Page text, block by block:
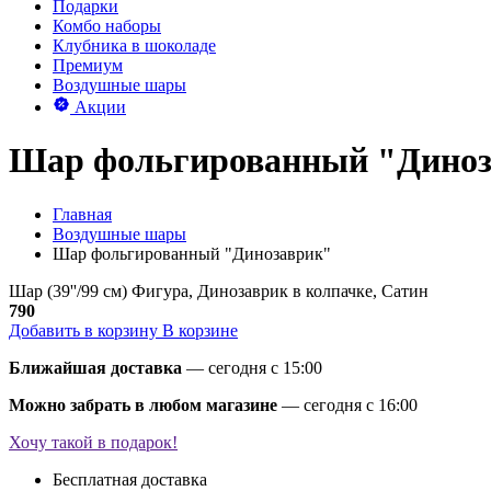
Подарки
Комбо наборы
Клубника в шоколаде
Премиум
Воздушные шары
Акции
Шар фольгированный
Главная
Воздушные шары
Шар фольгированный "Динозаврик"
Шар (39''/99 см) Фигура, Динозаврик в колпачке, Сатин
790
Добавить в корзину В корзине
Ближайшая доставка — сегодня c 15:00
Можно забрать в любом магазине — сегодня c 16:00
Хочу такой в подарок!
Бесплатная доставка